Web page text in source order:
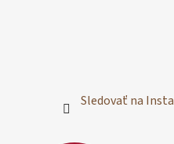
Sledovať na